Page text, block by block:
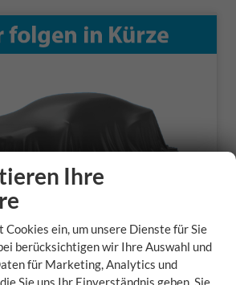
Ihre
ein, um unsere Dienste für Sie
berücksichtigen wir Ihre Auswahl und
für Marketing, Analytics und
Sie uns Ihr Einverständnis geben. Sie